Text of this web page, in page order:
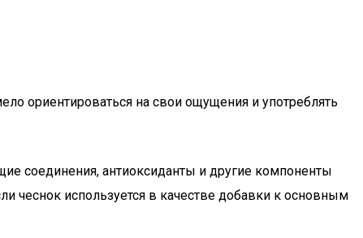
ориентироваться на свои ощущения и употреблять
соединения, антиоксиданты и другие компоненты
чеснок используется в качестве добавки к основным